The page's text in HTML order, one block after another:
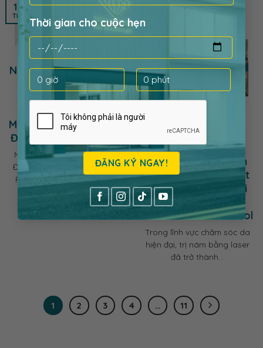
Thời gian cho cuộc hẹn
Nám Lâu Năm Có Điều
Trị Dứt Điểm Được
Không? Khám Phá
Liệu Trình PMT
MelanoReset™ Chuyên
Đặc Trị Nám Lâu Năm
Nám Lâu Năm: Điều Trị Dứt
Điểm Có Khả Thi? Giải Pháp
PMT MelanoReset™ Nám...
13
Th3
Của Laser Trị Nám.
Hybrid Pico Laser
Trong Điều Trị Nám
Có Gì Khác Biệt? Đột
phá điều trị nám với
công nghệ PMT
Melanoreset Protocol
Trong lĩnh vực chăm sóc da
hiện đại, trị nám bằng laser
đã trở thành...
13
Th3
1 2 3 4 … 11